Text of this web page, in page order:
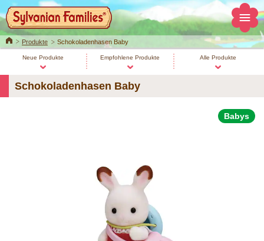
HomeProdukte Schokoladenhasen Baby
Neue Produkte Empfohlene Produkte Alle Produkte
Schokoladenhasen Baby
Babys